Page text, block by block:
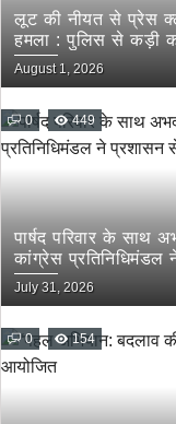
लूट की नीयत से प्रेस
हमला : पुलिस से कड़ी
August 1, 2026
0 449
पार्षद परिवार के साथ
कांग्रेस प्रतिनिधिमंडल
मांग
July 31, 2026
0 154